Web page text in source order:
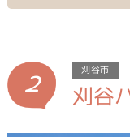
刈谷市
刈谷
2